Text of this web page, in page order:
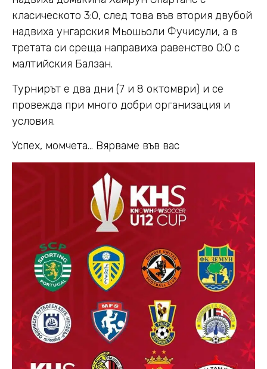
класическото 3:0, след това във втория двубой
надвиха унгарския Мьошьоли Фучисули, а в
третата си среща направиха равенство 0:0 с
малтийския Балзан.
Турнирът е два дни (7 и 8 октомври) и се
провежда при много добри организация и
условия.
Успех, момчета… Вярваме във вас